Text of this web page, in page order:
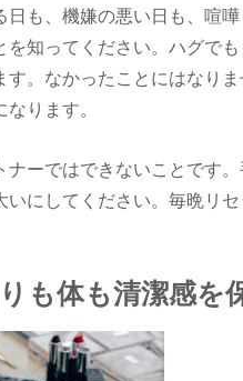
日も、機嫌の悪い日も、喧
を知ってください。ハグで
す。なかったことにはなり
ります。
ナーではできないことです
いにしてください。毎晩リ
も体も清潔感を